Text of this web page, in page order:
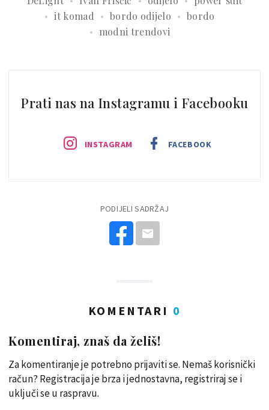
it komad
bordo odijelo
bordo
modni trendovi
Prati nas na Instagramu i Facebooku
INSTAGRAM FACEBOOK
PODIJELI SADRŽAJ
KOMENTARI 0
Komentiraj, znaš da želiš!
Za komentiranje je potrebno prijaviti se. Nemaš korisnički
račun? Registracija je brza i jednostavna, registriraj se i
uključi se u raspravu.